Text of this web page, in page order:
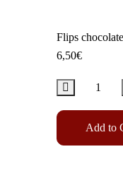
Flips
6,50€
Add to